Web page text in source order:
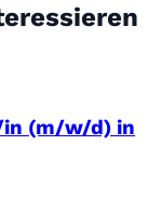
(m/w/d) in